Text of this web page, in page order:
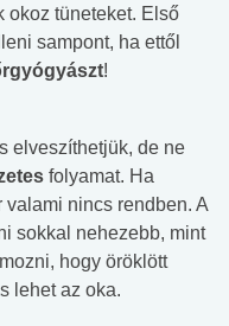
okoz tüneteket. Első
sampont, ha ettől
!
elveszíthetjük, de ne
folyamat. Ha
nincs rendben. A
sokkal nehezebb, mint
hogy öröklött
lehet az oka.